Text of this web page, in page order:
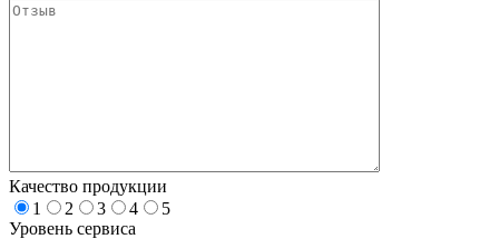
Качество продукции
1
2 3 4
5
Уровень сервиса